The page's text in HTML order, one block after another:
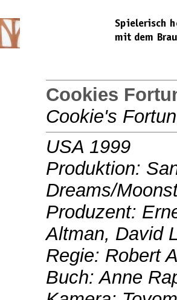
Cookies
Cookie's
USA 1999
Produktion:
Dreams/
Produzent:
Altman, David
Regie: Robert
Buch: Anne